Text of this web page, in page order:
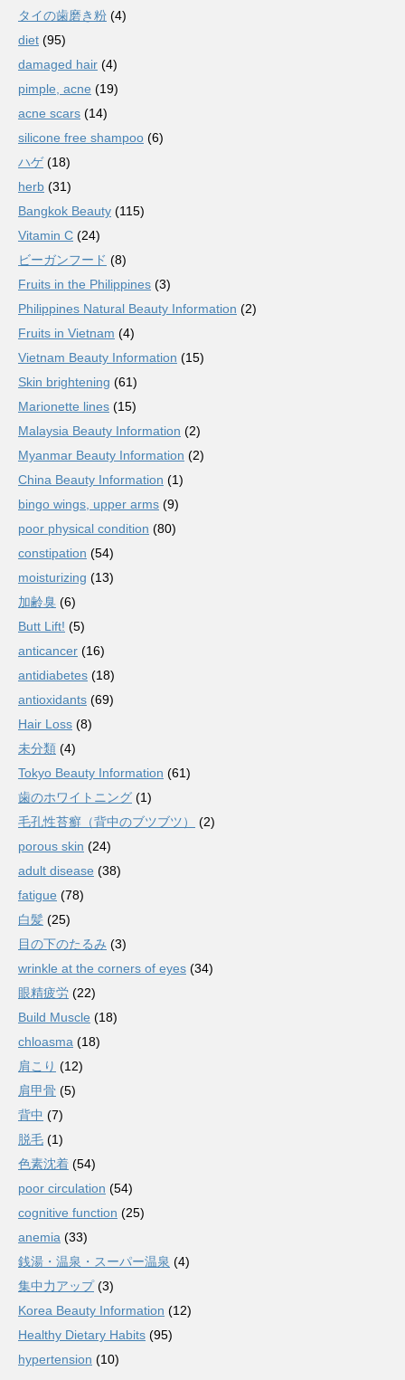
タイの歯磨き粉 (4)
diet (95)
damaged hair (4)
pimple, acne (19)
acne scars (14)
silicone free shampoo (6)
ハゲ(18)
herb (31)
Bangkok Beauty (115)
Vitamin C (24)
ビーガンフード (8)
Fruits in the Philippines (3)
Philippines Natural Beauty Information (2)
Fruits in Vietnam (4)
Vietnam Beauty Information (15)
Skin brightening (61)
Marionette lines (15)
Malaysia Beauty Information (2)
Myanmar Beauty Information (2)
China Beauty Information (1)
bingo wings, upper arms (9)
poor physical condition (80)
constipation (54)
moisturizing (13)
加齢臭 (6)
Butt Lift! (5)
anticancer (16)
antidiabetes (18)
antioxidants (69)
Hair Loss (8)
未分類 (4)
Tokyo Beauty Information (61)
歯のホワイトニング (1)
毛孔性苔癬（背中のブツブツ）
(2)
porous skin (24)
adult disease (38)
fatigue (78)
白髪 (25)
目の下のたるみ (3)
wrinkle at the corners of eyes (34)
眼精疲労 (22)
Build Muscle (18)
chloasma (18)
肩こり (12)
肩甲骨 (5)
背中 (7)
脱毛 (1)
色素沈着 (54)
poor circulation (54)
cognitive function (25)
anemia (33)
銭湯・温泉・スーパー温泉 (4)
集中力アップ(3)
Korea Beauty Information (12)
Healthy Dietary Habits (95)
hypertension (10)